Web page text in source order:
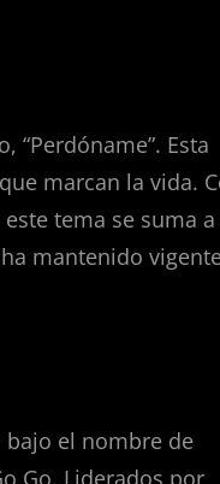
“Perdóname”. Esta
marcan la vida.
tema se suma a
mantenido
bajo el nombre de
Go. Liderados por